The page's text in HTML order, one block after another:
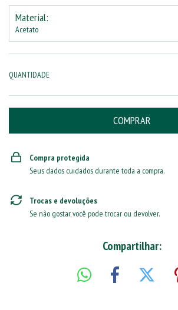
Material:
Acetato
QUANTIDADE
Compra protegida
Seus dados cuidados durante toda a compra.
Trocas e devoluções
Se não gostar, você pode trocar ou devolver.
Compartilhar: